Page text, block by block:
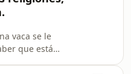
qué
mantienen
sin caerse?
vaca se le
que está